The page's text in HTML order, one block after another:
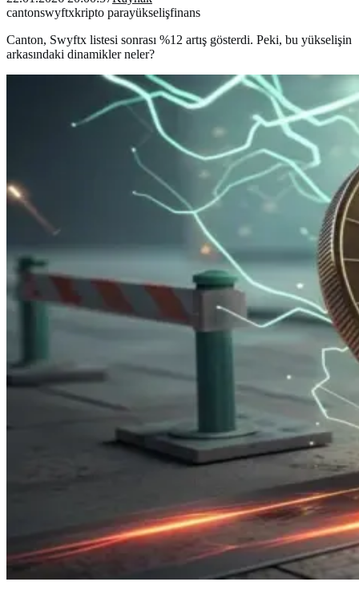
cantonswyftxkripto parayükselişfinans
Canton, Swyftx listesi sonrası %12 artış gösterdi. Peki, bu yükselişin
arkasındaki dinamikler neler?